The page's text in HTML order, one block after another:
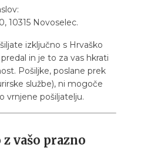
10315 Novoselec.
izključno s Hrvaško
in je to za vas hkrati
Pošiljke, poslane prek
službe), ni mogoče
vrnjene pošiljatelju.
vašo prazno